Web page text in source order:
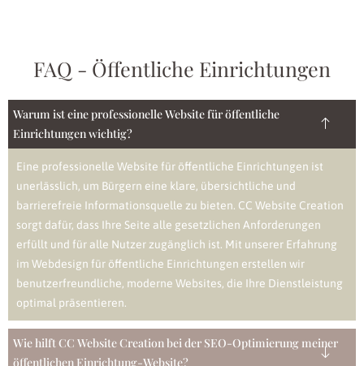
FAQ - Öffentliche Einrichtungen
Warum ist eine professionelle Website für öffentliche
Einrichtungen wichtig?
Eine professionelle Website für öffentliche Einrichtungen ist
unerlässlich, um Bürgern eine klare, übersichtliche und
barrierefreie Informationsquelle zu bieten. CC Website Creation
sorgt dafür, dass Ihre Seite alle gesetzlichen Anforderungen
erfüllt und für alle Nutzer zugänglich ist. Mit unserer Erfahrung
im Webdesign für öffentliche Einrichtungen erstellen wir
benutzerfreundliche, moderne Websites, die Ihre Dienstleistung
optimal präsentieren.
Wie hilft CC Website Creation bei der SEO-Optimierung meiner
öffentlichen Einrichtung-Website?